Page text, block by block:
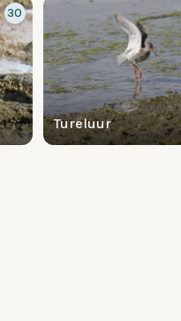
30
Tureluur